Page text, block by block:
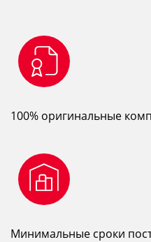
100% оригинальные
Минимальные сроки